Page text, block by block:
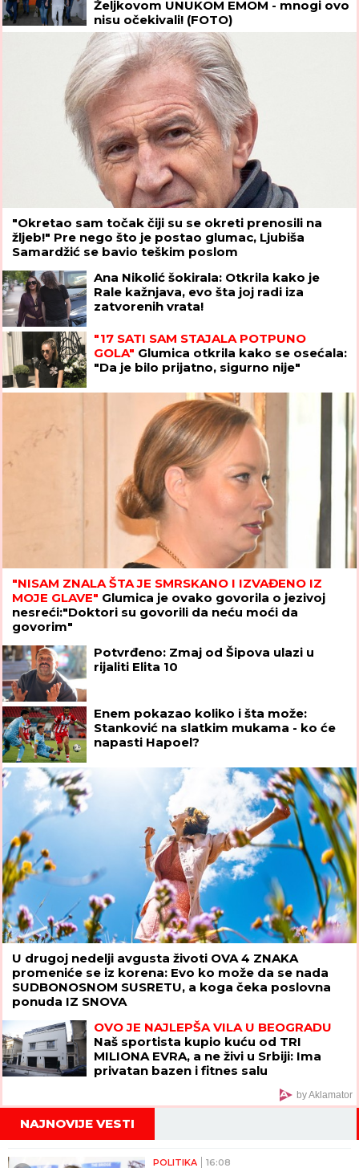
Željkovom UNUKOM EMOM - mnogi ovo
nisu očekivali! (FOTO)
"Okretao sam točak čiji su se okreti prenosili na
žljeb!" Pre nego što je postao glumac, Ljubiša
Samardžić se bavio teškim poslom
Ana Nikolić šokirala: Otkrila kako je
Rale kažnjava, evo šta joj radi iza
zatvorenih vrata!
"17 SATI SAM STAJALA POTPUNO
GOLA" Glumica otkrila kako se osećala:
"Da je bilo prijatno, sigurno nije"
"NISAM ZNALA ŠTA JE SMRSKANO I IZVAĐENO IZ
MOJE GLAVE" Glumica je ovako govorila o jezivoj
nesreći:"Doktori su govorili da neću moći da
govorim"
Potvrđeno: Zmaj od Šipova ulazi u
rijaliti Elita 10
Enem pokazao koliko i šta može:
Stanković na slatkim mukama - ko će
napasti Hapoel?
U drugoj nedelji avgusta životi OVA 4 ZNAKA
promeniće se iz korena: Evo ko može da se nada
SUDBONOSNOM SUSRETU, a koga čeka poslovna
ponuda IZ SNOVA
OVO JE NAJLEPŠA VILA U BEOGRADU
Naš sportista kupio kuću od TRI
MILIONA EVRA, a ne živi u Srbiji: Ima
privatan bazen i fitnes salu
by Aklamator
NAJNOVIJE VESTI
POLITIKA 16:08